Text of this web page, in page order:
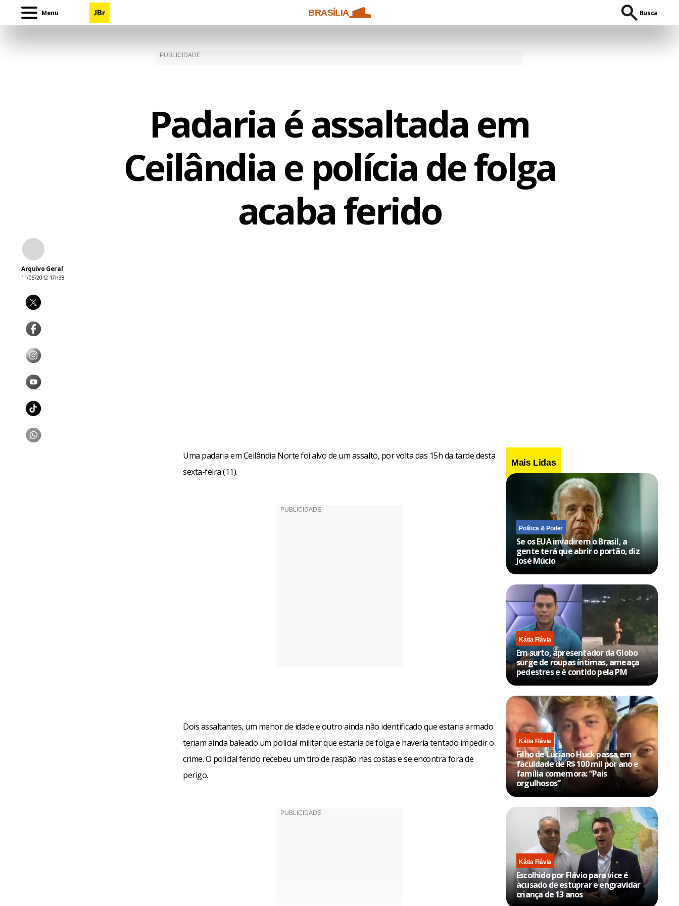
Menu BRASÍLIA Busca
Padaria é assaltada em
Ceilândia e polícia de folga
acaba ferido
Arquivo Geral
11/05/2012 17h38
Uma padaria em Ceilândia Norte foi alvo de um assalto, por volta das 15h da tarde desta
sexta-feira (11).
Dois assaltantes, um menor de idade e outro ainda não identificado que estaria armado
teriam ainda baleado um policial militar que estaria de folga e haveria tentado impedir o
crime. O policial ferido recebeu um tiro de raspão nas costas e se encontra fora de
perigo.
Mais Lidas
Política & Poder
Se os EUA invadirem o Brasil, a
gente terá que abrir o portão, diz
José Múcio
Kátia Flávia
Em surto, apresentador da Globo
surge de roupas íntimas, ameaça
pedestres e é contido pela PM
Kátia Flávia
Filho de Luciano Huck passa em
faculdade de R$ 100 mil por ano e
família comemora: “Pais
orgulhosos”
Kátia Flávia
Escolhido por Flávio para vice é
acusado de estuprar e engravidar
criança de 13 anos